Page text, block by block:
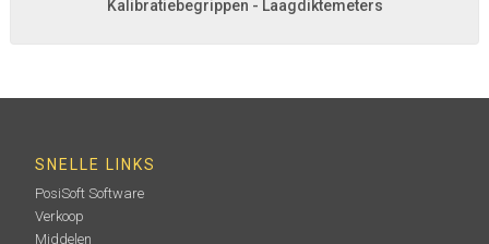
Kalibratiebegrippen - Laagdiktemeters
SNELLE LINKS
PosiSoft Software
Verkoop
Middelen